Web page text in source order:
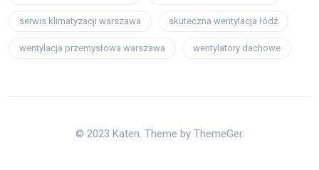
serwis klimatyzacji warszawa skuteczna wentylacja łódź
wentylacja przemysłowa warszawa wentylatory dachowe
© 2023 Katen. Theme by ThemeGer.